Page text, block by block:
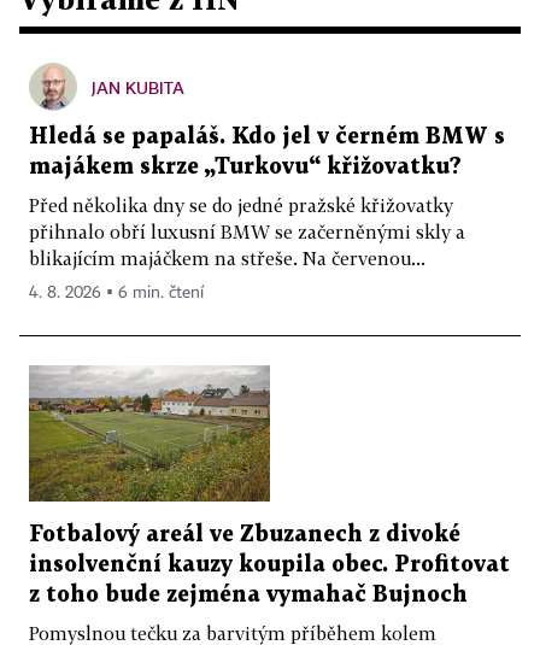
JAN KUBITA
Hledá se papaláš. Kdo jel v černém BMW s
majákem skrze „Turkovu“ křižovatku?
Před několika dny se do jedné pražské křižovatky
přihnalo obří luxusní BMW se začerněnými skly a
blikajícím majáčkem na střeše. Na červenou...
4. 8. 2026 ▪ 6 min. čtení
Fotbalový areál ve Zbuzanech z divoké
insolvenční kauzy koupila obec. Profitovat
z toho bude zejména vymahač Bujnoch
Pomyslnou tečku za barvitým příběhem kolem